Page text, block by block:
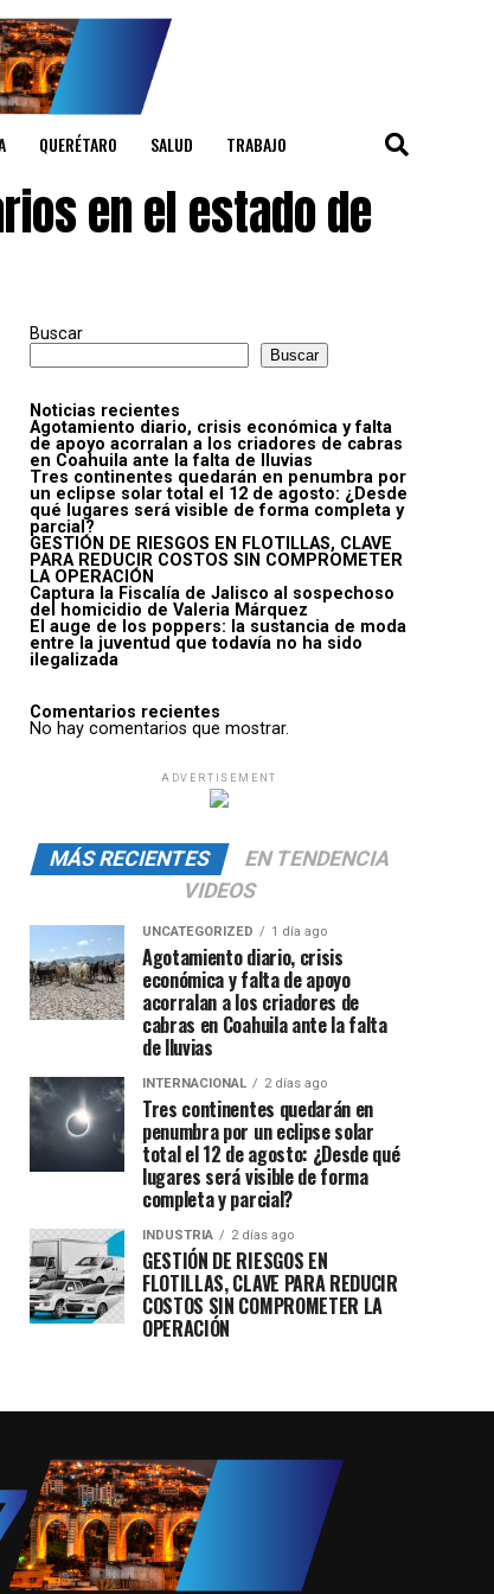
QUERÉTARO SALUD TRABAJO
en el estado de
Buscar
Buscar
Noticias recientes
Agotamiento diario, crisis económica y falta
de apoyo acorralan a los criadores de cabras
en Coahuila ante la falta de lluvias
Tres continentes quedarán en penumbra por
un eclipse solar total el 12 de agosto: ¿Desde
qué lugares será visible de forma completa y
parcial?
GESTIÓN DE RIESGOS EN FLOTILLAS, CLAVE
PARA REDUCIR COSTOS SIN COMPROMETER
LA OPERACIÓN
Captura la Fiscalía de Jalisco al sospechoso
del homicidio de Valeria Márquez
El auge de los poppers: la sustancia de moda
entre la juventud que todavía no ha sido
ilegalizada
Comentarios recientes
No hay comentarios que mostrar.
ADVERTISEMENT
MÁS RECIENTES
EN TENDENCIA
VIDEOS
UNCATEGORIZED 1 día ago
Agotamiento diario, crisis
económica y falta de apoyo
acorralan a los criadores de
cabras en Coahuila ante la falta
de lluvias
INTERNACIONAL 2 días ago
Tres continentes quedarán en
penumbra por un eclipse solar
total el 12 de agosto: ¿Desde qué
lugares será visible de forma
completa y parcial?
INDUSTRIA 2 días ago
GESTIÓN DE RIESGOS EN
FLOTILLAS, CLAVE PARA REDUCIR
COSTOS SIN COMPROMETER LA
OPERACIÓN